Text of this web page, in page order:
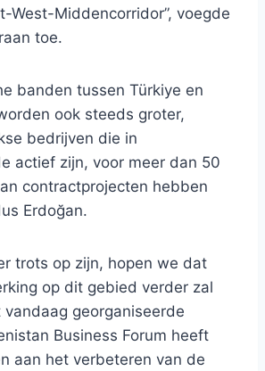
West-Middencorridor”, voegde
toe.
banden tussen Türkiye en
ook steeds groter,
bedrijven die in
actief zijn, voor meer dan 50
contractprojecten hebben
Erdoğan.
trots op zijn, hopen we dat
op dit gebied verder zal
georganiseerde
Business Forum heeft
aan het verbeteren van de